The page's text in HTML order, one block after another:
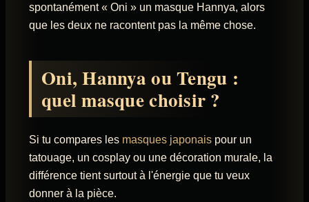
spontanément « Oni » un masque Hannya, alors
que les deux ne racontent pas la même chose.
Oni, Hannya ou Tengu :
quel masque choisir ?
Si tu compares les masques japonais pour un
tatouage, un cosplay ou une décoration murale, la
différence tient surtout à l'énergie que tu veux
donner à la pièce.